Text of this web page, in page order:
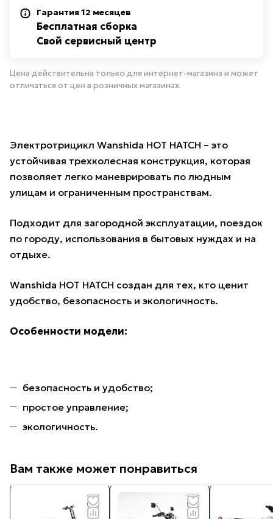
Гарантия 12 месяцев
Бесплатная сборка
Свой сервисный центр
Цена действительна только для интернет-магазина и может
отличаться от цен в розничных магазинах.
Электротрицикл Wanshida HOT HATCH – это
устойчивая трехколесная конструкция, которая
позволяет легко маневрировать по людным
улицам и ограниченным пространствам.
Подходит для загородной эксплуатации, поездок
по городу, использования в бытовых нуждах и на
отдыхе.
Wanshida HOT HATCH создан для тех, кто ценит
удобство, безопасность и экологичность.
Особенности модели:
безопасность и удобство;
простое управление;
экологичность.
Вам также может понравиться